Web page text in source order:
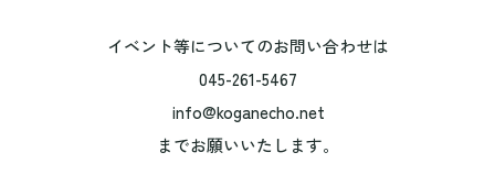
イベント等についてのお問い合わせは
045-261-5467
info@koganecho.net
までお願いいたします。